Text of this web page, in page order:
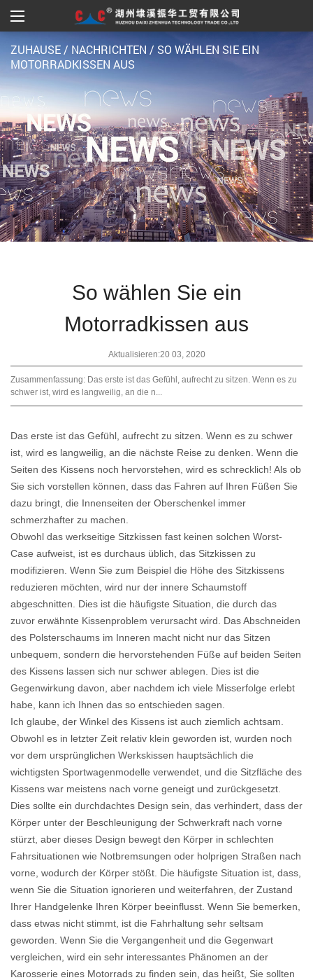
ZUHAUSE / NACHRICHTEN / SO WÄHLEN SIE EIN
MOTORRADKISSEN AUS
So wählen Sie ein
Motorradkissen aus
Aktualisieren:20 03, 2020
Zusammenfassung: Das erste ist das Gefühl, aufrecht zu sitzen. Wenn es zu
schwer ist, wird es langweilig, an die n...
Das erste ist das Gefühl, aufrecht zu sitzen. Wenn es zu schwer
ist, wird es langweilig, an die nächste Reise zu denken. Wenn die
Seiten des Kissens noch hervorstehen, wird es schrecklich! Als ob
Sie sich vorstellen können, dass das Fahren auf Ihren Füßen Sie
dazu bringt, die Innenseiten der Oberschenkel immer
schmerzhafter zu machen.
Obwohl das werkseitige Sitzkissen fast keinen solchen Worst-
Case aufweist, ist es durchaus üblich, das Sitzkissen zu
modifizieren. Wenn Sie zum Beispiel die Höhe des Sitzkissens
reduzieren möchten, wird nur der innere Schaumstoff
abgeschnitten. Dies ist die häufigste Situation, die durch das
zuvor erwähnte Kissenproblem verursacht wird. Das Abschneiden
des Polsterschaums im Inneren macht nicht nur das Sitzen
unbequem, sondern die hervorstehenden Füße auf beiden Seiten
des Kissens lassen sich nur schwer ablegen. Dies ist die
Gegenwirkung davon, aber nachdem ich viele Misserfolge erlebt
habe, kann ich Ihnen das so entschieden sagen.
Ich glaube, der Winkel des Kissens ist auch ziemlich achtsam.
Obwohl es in letzter Zeit relativ klein geworden ist, wurden noch
vor dem ursprünglichen Werkskissen hauptsächlich die
wichtigsten Sportwagenmodelle verwendet, und die Sitzfläche des
Kissens war meistens nach vorne geneigt und zurückgesetzt.
Dies sollte ein durchdachtes Design sein, das verhindert, dass der
Körper unter der Beschleunigung der Schwerkraft nach vorne
stürzt, aber dieses Design bewegt den Körper in schlechten
Fahrsituationen wie Notbremsungen oder holprigen Straßen nach
vorne, wodurch der Körper stößt. Die häufigste Situation ist, dass,
wenn Sie die Situation ignorieren und weiterfahren, der Zustand
Ihrer Handgelenke Ihren Körper beeinflusst. Wenn Sie bemerken,
dass etwas nicht stimmt, ist die Fahrhaltung sehr seltsam
geworden. Wenn Sie die Vergangenheit und die Gegenwart
vergleichen, wird ein sehr interessantes Phänomen an der
Karosserie eines Motorrads zu finden sein, das heißt, Sie sollten